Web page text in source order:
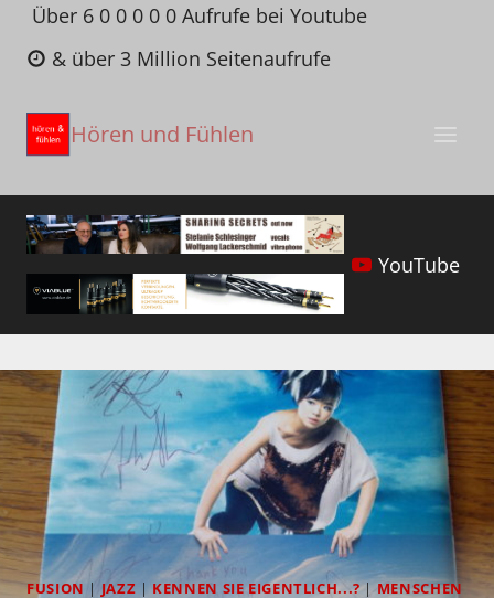
Zum
Inhalt
springen
Über 6 0 0 0 0 0 Aufrufe bei Youtube
& über 3 Million Seitenaufrufe
Hören und Fühlen
YouTube
FUSION |JAZZ |KENNEN SIE EIGENTLICH...?|MENSCHEN